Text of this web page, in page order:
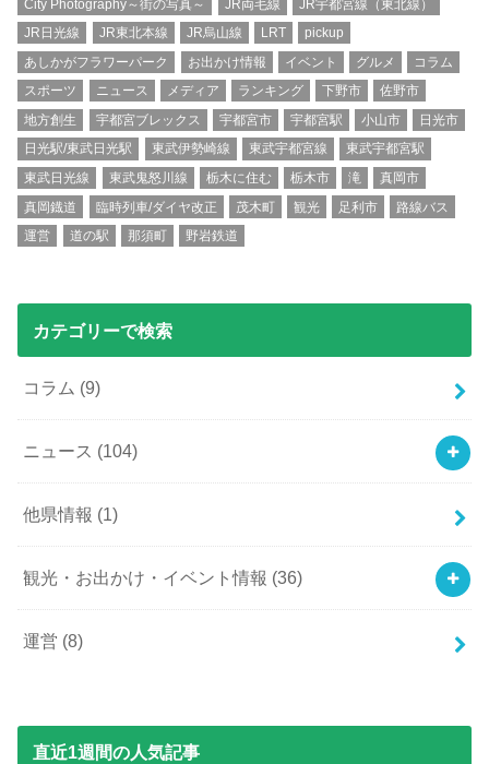
City Photography～街の写真～ JR両毛線
JR宇都宮線（東北線）
JR日光線
JR東北本線 JR烏山線 LRT
pickup
あしかがフラワーパーク
お出かけ情報 イベント グルメ
コラム
スポーツ
ニュース メディア ランキング 下野市
佐野市
地方創生
宇都宮ブレックス 宇都宮市 宇都宮駅 小山市
日光市
日光駅/東武日光駅
東武伊勢崎線 東武宇都宮線
東武宇都宮駅
東武日光線
東武鬼怒川線 栃木に住む 栃木市 滝
真岡市
真岡鐡道
臨時列車/ダイヤ改正 茂木町 観光 足利市
路線バス
運営
道の駅 那須町 野岩鉄道
カテゴリーで検索
コラム (9)
ニュース (104)
他県情報 (1)
観光・お出かけ・イベント情報 (36)
運営 (8)
直近1週間の人気記事